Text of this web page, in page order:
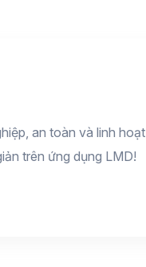
an toàn và linh hoạt
trên ứng dụng LMD!